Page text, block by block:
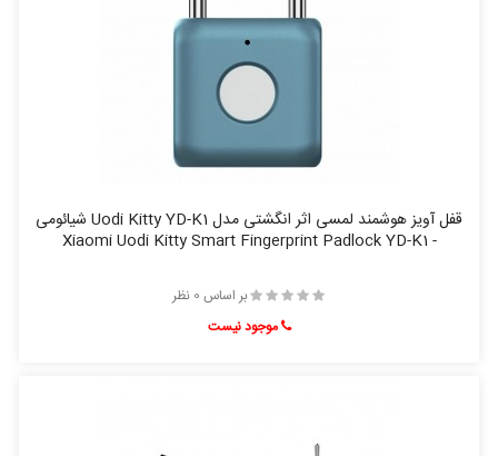
قفل آویز هوشمند لمسی اثر انگشتی مدل Uodi Kitty YD-K1 شیائومی
- Xiaomi Uodi Kitty Smart Fingerprint Padlock YD-K1
بر اساس 0 نظر
موجود نیست